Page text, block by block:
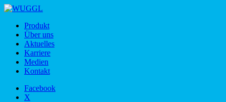
Produkt
Über uns
Aktuelles
Karriere
Medien
Kontakt
Facebook
X